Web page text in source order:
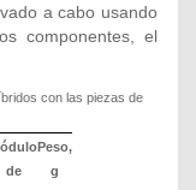
a cabo usando
componentes, el
con las piezas de
de
Peso,
g